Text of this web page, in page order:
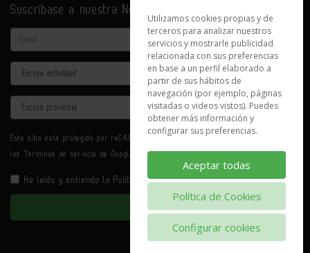
Suscríbase a nuestra Newsletter
Email
Actividad
Provincia
Este sitio está protegido por reCAPTCHA y se aplican la
los Términos de servicio de Google.
He leído y entiendo la Política de Privacidad
Enviar
Utilizamos cookies propias y de
terceros para analizar nuestros
servicios y mostrarle publicidad
relacionada con sus preferencias
en base a un perfil elaborado a
partir de sus hábitos de
navegación (por ejemplo, páginas
visitadas o videos vistos). Puedes
obtener más información y
configurar sus preferencias.
Aceptar todas
Política de Cookies
Configurar cookies